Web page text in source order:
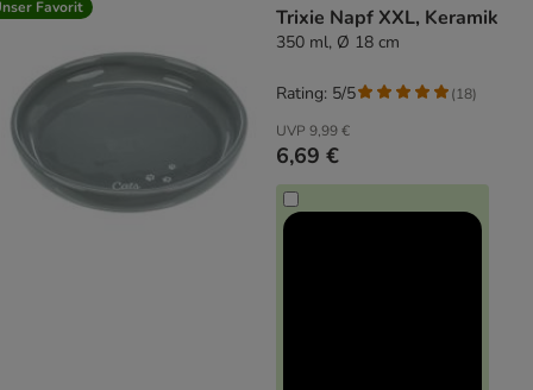
Favorit Trixie Napf XXL, Keramik
350 ml, Ø 18 cm
UVP 9,99 €
6,69 €
Rating: 5/5 (18)